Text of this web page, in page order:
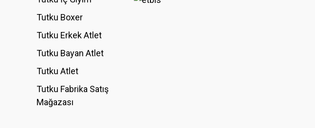
Tutku Boxer
Tutku Erkek Atlet
Tutku Bayan Atlet
Tutku Atlet
Tutku Fabrika Satış
Mağazası